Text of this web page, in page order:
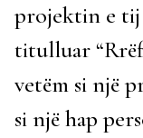
projektin e tij
titulluar
vetëm si një
si një hap